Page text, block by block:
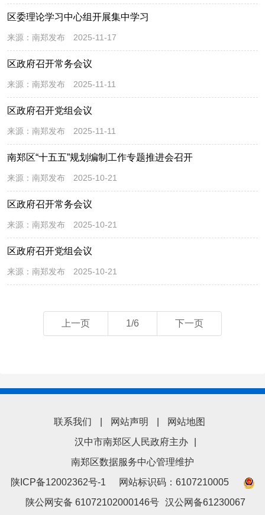
区委理论学习中心组开展集中学习
来源： 南郑发布 2025-11-17
区政府召开常务会议
来源： 南郑发布 2025-11-11
区政府召开党组会议
来源： 南郑发布 2025-11-11
南郑区“十五五”规划编制工作专题推进会召开
来源： 南郑发布 2025-10-21
区政府召开常务会议
来源： 南郑发布 2025-10-21
区政府召开党组会议
来源： 南郑发布 2025-10-21
上一页 1/6 下一页
联系我们 网站声明
网站地图
汉中市南郑区人民政府主办
南郑区数据服务中心管理维护
陕ICP备12002362号-1
网站标识码：6107210005
陕公网安备 61072102000146号 汉公网备61230067